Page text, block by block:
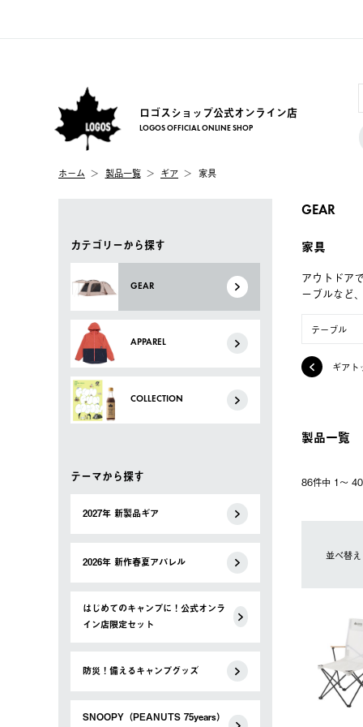
ロゴスショップ公式オンライン店
LOGOS OFFICIAL ONLINE SHOP
ホーム 製品一覧 ギア 家具
カテゴリーから探す
GEAR
APPAREL
COLLECTION
テーマから探す
2027年 新製品ギア
2026年 新作春夏アパレル
はじめてのキャンプに！公式オンラ
イン店限定セット
防災！備えるキャンプグッズ
SNOOPY（PEANUTS 75years）
GEAR
家具
アウトドア
ーブルなど
テーブル
ギアト
製品一覧
86件中 1〜
並べ替え